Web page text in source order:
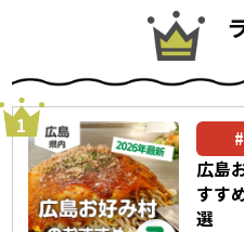
広島
すす
選